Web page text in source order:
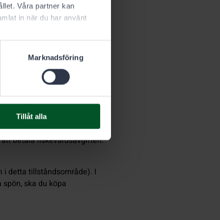
Våra partner kan
in när du har använt
Marknadsföring
Tillåt alla
du använder.
Dessutom ska du betala
betala fiskevårdsavgiften.
i detta tillståndsområde). I
ska du köpa